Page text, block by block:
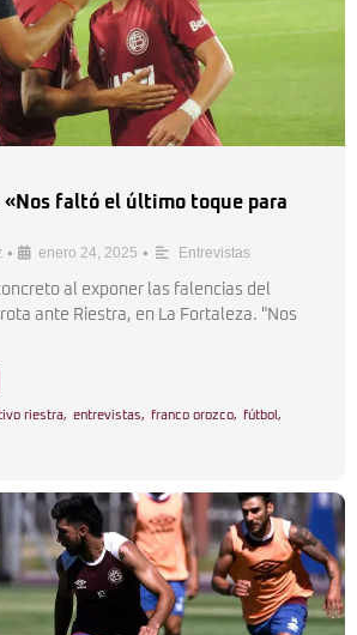
«Nos faltó el último toque para
• enero 24, 2025 • Entrevistas
al exponer las falencias del
ante Riestra, en La Fortaleza. "Nos
riestra, entrevistas, franco orozco, fútbol ,